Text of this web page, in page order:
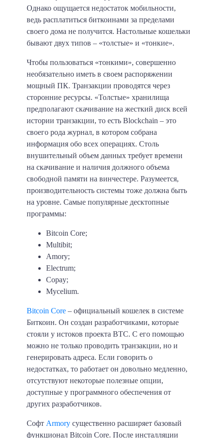
Однако ощущается недостаток мобильности,
ведь расплатиться биткоинами за пределами
своего дома не получится. Настольные кошельки
бывают двух типов – «толстые» и «тонкие».
Чтобы пользоваться «тонкими», совершенно
необязательно иметь в своем распоряжении
мощный ПК. Транзакции проводятся через
сторонние ресурсы. «Толстые» хранилища
предполагают скачивание на жесткий диск всей
истории транзакции, то есть Blockchain – это
своего рода журнал, в котором собрана
информация обо всех операциях. Столь
внушительный объем данных требует времени
на скачивание и наличия должного объема
свободной памяти на винчестере. Разумеется,
производительность системы тоже должна быть
на уровне. Самые популярные десктопные
программы:
Bitcoin Core;
Multibit;
Amory;
Electrum;
Copay;
Mycelium.
Bitcoin Core – официальный кошелек в системе
Биткоин. Он создан разработчиками, которые
стояли у истоков проекта BTC. С его помощью
можно не только проводить транзакции, но и
генерировать адреса. Если говорить о
недостатках, то работает он довольно медленно,
отсутствуют некоторые полезные опции,
доступные у программного обеспечения от
других разработчиков.
Софт Armory существенно расширяет базовый
функционал Bitcoin Core. После инсталляции